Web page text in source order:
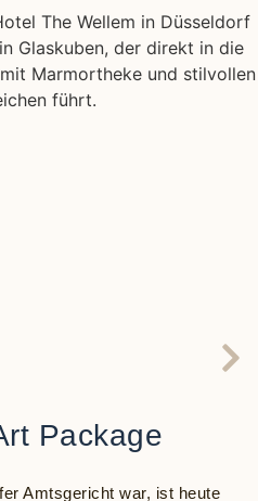
Package
Amtsgericht war, ist heute